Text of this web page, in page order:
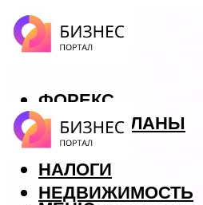
ФОРЕКС
БИЗНЕС ПЛАНЫ
КРЕДИТЫ
НАЛОГИ
НЕДВИЖИМОСТЬ